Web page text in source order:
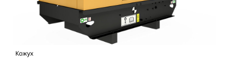
Кожух